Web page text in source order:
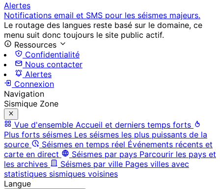
Alertes
Notifications email et SMS pour les séismes majeurs.
Le routage des langues reste basé sur le domaine, ce
menu suit donc toujours le site public actif.
Ressources
Confidentialité
Nous contacter
Alertes
Connexion
Navigation
Sismique Zone
Vue d'ensemble Accueil et derniers temps forts
Plus forts séismes Les séismes les plus puissants de la
source
Séismes en temps réel Événements récents et
carte en direct
Séismes par pays Parcourir les pays et
les archives
Séismes par ville Pages villes avec
statistiques sismiques voisines
Langue